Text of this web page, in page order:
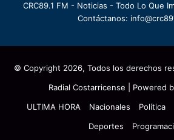
CRC89.1 FM - Noticias - Todo Lo Que
Contáctanos:
© Copyright 2026, Todos los derechos
Radial Costarricense | Powered
ULTIMA HORA
Nacionales Política
Deportes